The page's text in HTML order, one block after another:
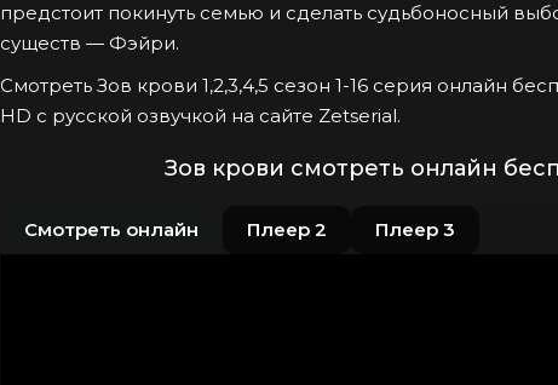
предстоит покинуть семью и сделать судьбоносный
существ — Фэйри.
Смотреть Зов крови 1,2,3,4,5 сезон 1-16 серия онлайн
HD с русской озвучкой на сайте Zetserial.
Зов крови смотреть онлайн
Смотреть онлайн Плеер 2 Плеер 3